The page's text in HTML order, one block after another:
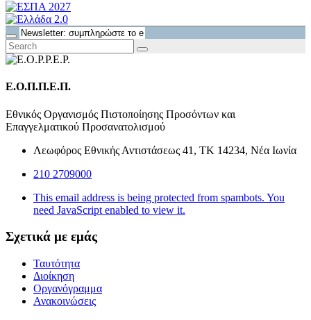
Ε.Ο.Π.Π.Ε.Π.
Εθνικός Οργανισμός Πιστοποίησης Προσόντων και
Επαγγελματικού Προσανατολισμού
Λεωφόρος Εθνικής Αντιστάσεως 41, ΤΚ 14234, Νέα Ιωνία
210 2709000
This email address is being protected from spambots. You
need JavaScript enabled to view it.
Σχετικά με εμάς
Ταυτότητα
Διοίκηση
Οργανόγραμμα
Ανακοινώσεις